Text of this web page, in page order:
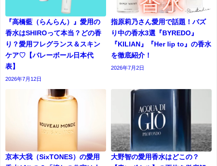
『高橋藍（らんらん）』愛用の
香水はSHIROって本当？どの香
り？愛用フレグランス＆スキン
ケア♡【バレーボール日本代
表】
2026年7月12日
指原莉乃さん愛用で話題！バズ
り中の香水3選『BYREDO』
『KILIAN』『Her lip to』の香水
を徹底紹介！
2026年7月2日
京本大我（SixTONES）の愛用
大野智の愛用香水はどこの？